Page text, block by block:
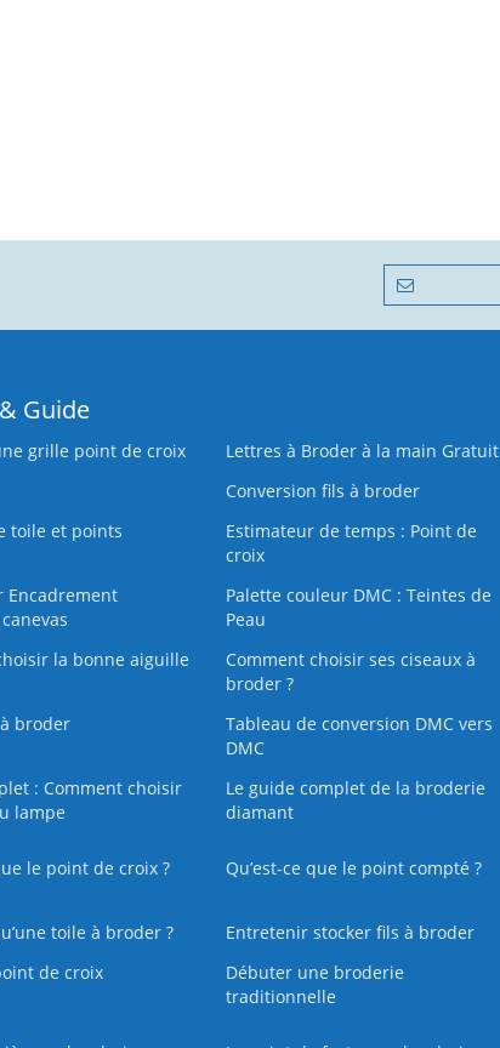
Guide
grille point de croix
Lettres à Broder à la main Gratuit
Conversion fils à broder
toile et points
Estimateur de temps : Point de
croix
Encadrement
Palette couleur DMC : Teintes de
Peau
la bonne aiguille
Comment choisir ses ciseaux à
broder ?
broder
Tableau de conversion DMC vers
DMC
: Comment choisir
lampe
Le guide complet de la broderie
diamant
le point de croix ?
Qu’est-ce que le point compté ?
toile à broder ?
Entretenir stocker fils à broder
de croix
Débuter une broderie
traditionnelle